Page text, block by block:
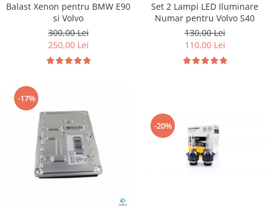
Balast Xenon pentru BMW E90
si Volvo
300,00 Lei
250,00 Lei
Set 2 Lampi LED Iluminare
Numar pentru Volvo S40
130,00 Lei
110,00 Lei
-17%
-20%